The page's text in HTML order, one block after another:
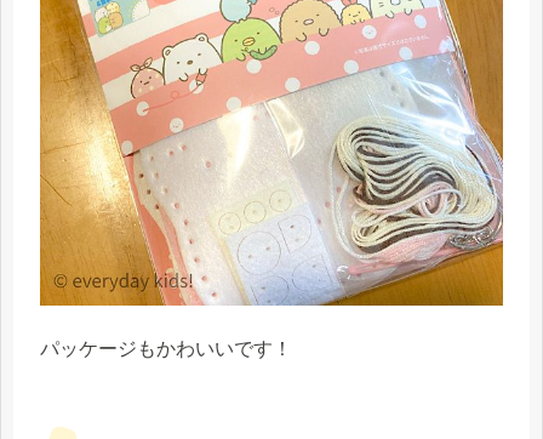
パッケージもかわいいです！